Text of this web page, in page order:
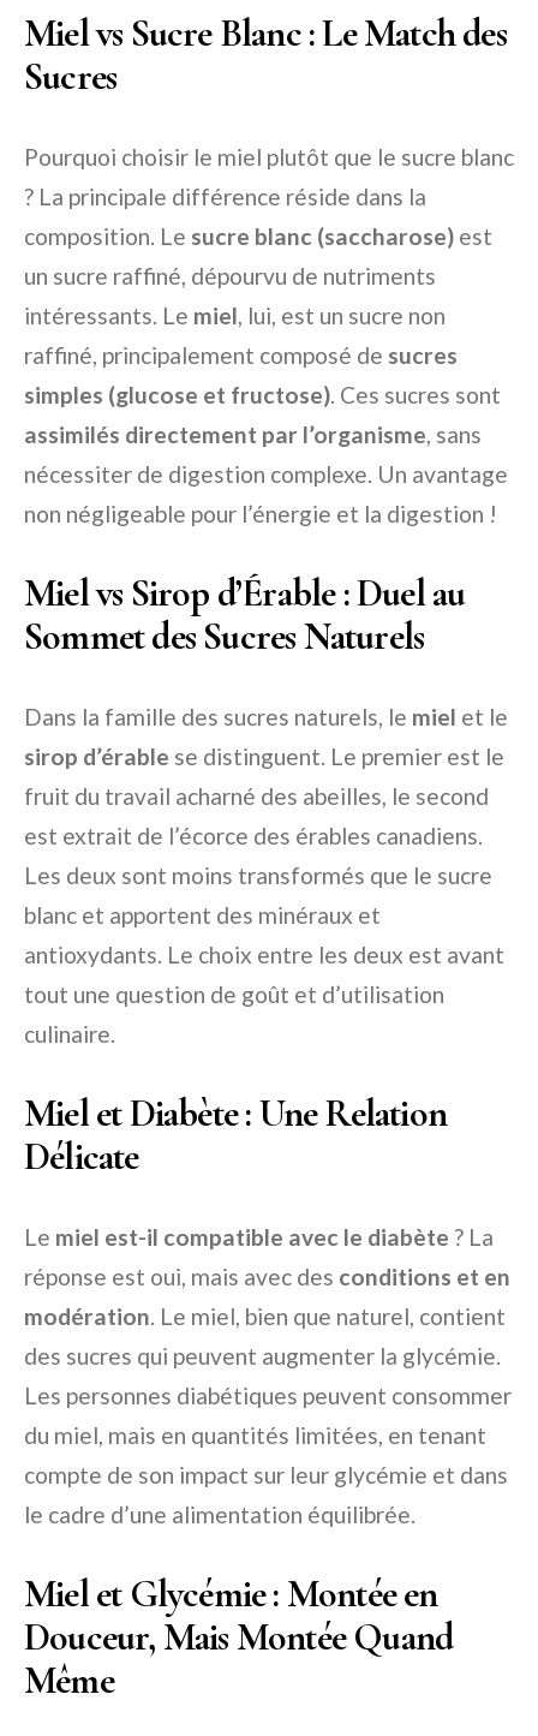
Miel vs Sucre Blanc : Le Match des
Sucres
Pourquoi choisir le miel plutôt que le sucre blanc
? La principale différence réside dans la
composition. Le sucre blanc (saccharose) est
un sucre raffiné, dépourvu de nutriments
intéressants. Le miel, lui, est un sucre non
raffiné, principalement composé de sucres
simples (glucose et fructose). Ces sucres sont
assimilés directement par l’organisme, sans
nécessiter de digestion complexe. Un avantage
non négligeable pour l’énergie et la digestion !
Miel vs Sirop d’Érable : Duel au
Sommet des Sucres Naturels
Dans la famille des sucres naturels, le miel et le
sirop d’érable se distinguent. Le premier est le
fruit du travail acharné des abeilles, le second
est extrait de l’écorce des érables canadiens.
Les deux sont moins transformés que le sucre
blanc et apportent des minéraux et
antioxydants. Le choix entre les deux est avant
tout une question de goût et d’utilisation
culinaire.
Miel et Diabète : Une Relation
Délicate
Le miel est-il compatible avec le diabète ? La
réponse est oui, mais avec des conditions et en
modération. Le miel, bien que naturel, contient
des sucres qui peuvent augmenter la glycémie.
Les personnes diabétiques peuvent consommer
du miel, mais en quantités limitées, en tenant
compte de son impact sur leur glycémie et dans
le cadre d’une alimentation équilibrée.
Miel et Glycémie : Montée en
Douceur, Mais Montée Quand
Même